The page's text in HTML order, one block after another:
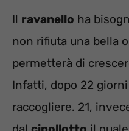
Il ravanello ha
non rifiuta una bella
permetterà di
Infatti, dopo 22
raccogliere. 21,